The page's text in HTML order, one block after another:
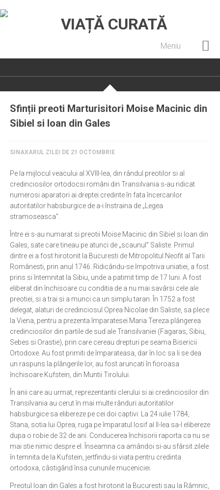
Meniu
Pateric Atonit
Istoria Bisericii
Artă sacră
Noi și Biserica
Rânduieli liturgice
Predici și cateheze
Pelerinaje
Ortodox în diaspora
Evenimente
Biserici și mănăstiri
Viață curată
Nevoințe contemporane
Familia de azi
Casa curată
Adicții și vindecări
Gadgeturi cu două tăișuri
Interviuri
Puncte de Vedere
Sfinții preoti Marturisitori Moise Macinic din
Sibiel si Ioan din Gales
SINAXARUL ZILEI DE 21 OCTOMBRIE
Pe la mijlocul veacului al XVIII-lea, din rândul preotilor si al
credinciosilor ortodocsi români din Transilvania s-au ridicat
numerosi aparatori ai dreptei credinte în fata încercarilor
autoritatilor habsburgice de a-i înstraina de „Legea
stramoseasca”.
Între ei s-au numarat si preotii Moise Macinic din Sibiel si Ioan din
Gales, sate care tineau pe atunci de „scaunul” Saliste. Primul
dintre ei a fost hirotonit la Bucuresti de Mitropolitul Neofit al Tarii
Românesti, prin anul 1746. Ridicându-se împotriva uniatiei, a fost
prins si întemnitat la Sibiu, unde a patimit timp de 17 luni. A fost
eliberat din închisoare cu conditia de a nu mai savârsi cele ale
preotiei, si a trai si a munci ca un simplu taran. În 1752 a fost
delegat, alaturi de credinciosul Oprea Nicolae din Saliste, sa plece
la Viena, pentru a prezenta împaratesei Maria Tereza plângerea
credinciosilor din partile de sud ale Transilvaniei (Fagaras, Sibiu,
Sebes si Orastie), prin care cereau drepturi pe seama Bisericii
Ortodoxe. Au fost primiti de împarateasa, dar în loc sa li se dea
un raspuns la plângerile lor, au fost aruncati în fioroasa
închisoare Kufstein, din Muntii Tirolului.
În anii care au urmat, reprezentantii clerului si ai credinciosilor din
Transilvania au cerut în mai multe rânduri autoritatilor
habsburgice sa elibereze pe cei doi captivi. La 24 iulie 1784,
Stana, sotia lui Oprea, ruga pe împaratul Iosif al II-lea sa-l elibereze
dupa o robie de 32 de ani. Conducerea închisorii raporta ca nu se
mai stie nimic despre el. Înseamna ca amândoi si-au sfârsit zilele
în temnita de la Kufstein, jertfindu-si viata pentru credinta
ortodoxa, câstigând însa cununile muceniciei.
Preotul Ioan din Gales a fost hirotonit la Bucuresti sau la Râmnic,